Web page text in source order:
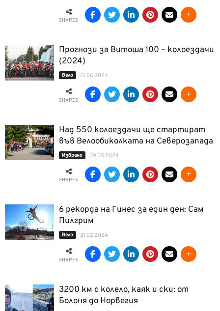
SHARES
Прогнози за Витоша 100 – колоездачи
(2024)
Вело 21.06.2024
SHARES
Над 550 колоездачи ще стартират
във Велообиколката на Северозапада
Избрано 09.05.2024
SHARES
6 рекорда на Гинес за един ден: Сам
Пилгрим
Вело 21.02.2024
SHARES
3200 км с колело, каяк и ски: от
Болоня до Норвегия